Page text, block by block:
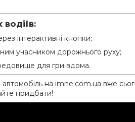
інтерактивні кнопки;
учасником дорожнього руху;
для гри вдома.
автомобіль на imne.com.ua вже
придбати!